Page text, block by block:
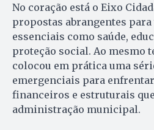
No coração está o Eixo
propostas abrangentes
essenciais como saúde,
proteção social. Ao mesmo
colocou em prática uma
emergenciais para
financeiros e estruturais
administração municipal.